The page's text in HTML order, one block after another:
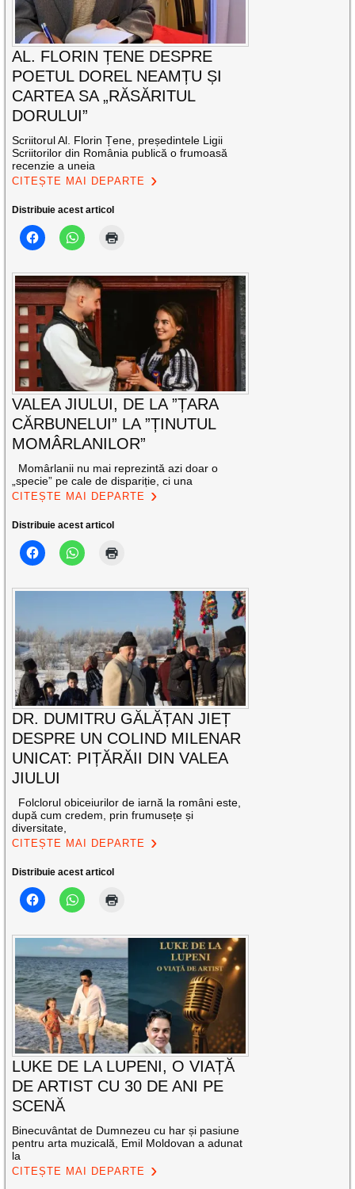
AL. FLORIN ȚENE DESPRE
POETUL DOREL NEAMȚU ȘI
CARTEA SA „RĂSĂRITUL
DORULUI”
Scriitorul Al. Florin Țene, președintele Ligii
Scriitorilor din România publică o frumoasă
recenzie a uneia
CITEȘTE MAI DEPARTE
Distribuie acest articol
VALEA JIULUI, DE LA ”ȚARA
CĂRBUNELUI” LA ”ȚINUTUL
MOMÂRLANILOR”
Momârlanii nu mai reprezintă azi doar o
„specie” pe cale de dispariție, ci una
CITEȘTE MAI DEPARTE
Distribuie acest articol
DR. DUMITRU GĂLĂȚAN JIEȚ
DESPRE UN COLIND MILENAR
UNICAT: PIȚĂRĂII DIN VALEA
JIULUI
Folclorul obiceiurilor de iarnă la români este,
după cum credem, prin frumusețe și
diversitate,
CITEȘTE MAI DEPARTE
Distribuie acest articol
LUKE DE LA LUPENI, O VIAȚĂ
DE ARTIST CU 30 DE ANI PE
SCENĂ
Binecuvântat de Dumnezeu cu har și pasiune
pentru arta muzicală, Emil Moldovan a adunat
la
CITEȘTE MAI DEPARTE